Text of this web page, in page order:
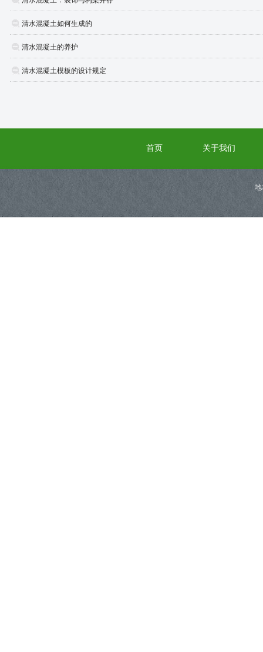
清水混凝土如何生成的
清水混凝土的养护
清水混凝土模板的设计规定
首页 关于我们